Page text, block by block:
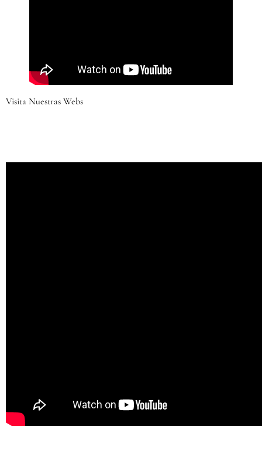
Visita Nuestras Webs